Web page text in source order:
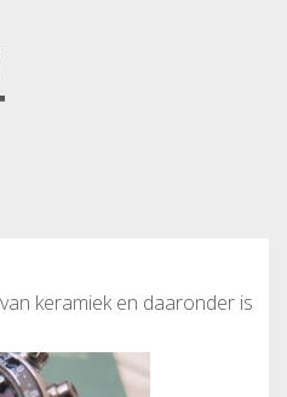
keramiek en daaronder is